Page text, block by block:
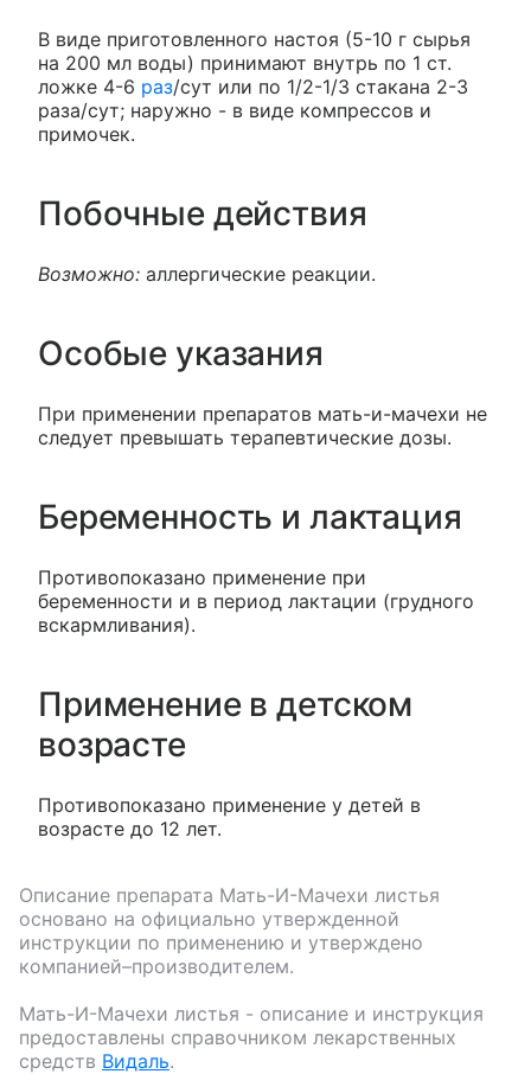
В виде приготовленного настоя (5-10 г сырья
на 200 мл воды) принимают внутрь по 1 ст.
ложке 4-6 раз/сут или по 1/2-1/3 стакана 2-3
раза/сут; наружно - в виде компрессов и
примочек.
Побочные действия
Возможно: аллергические реакции.
Особые указания
При применении препаратов мать-и-мачехи не
следует превышать терапевтические дозы.
Беременность и лактация
Противопоказано применение при
беременности и в период лактации (грудного
вскармливания).
Применение в детском
возрасте
Противопоказано применение у детей в
возрасте до 12 лет.
Описание препарата Мать-И-Мачехи листья
основано на официально утвержденной
инструкции по применению и утверждено
компанией–производителем.
Мать-И-Мачехи листья - описание и инструкция
предоставлены справочником лекарственных
средств Видаль.